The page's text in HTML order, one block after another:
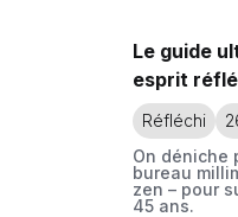
Le guide
esprit
Réfléchi
On déniche
bureau
zen – pour
45 ans.